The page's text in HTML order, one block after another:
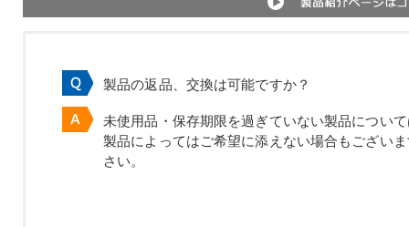
製品の返品、交換は可能ですか？
未使用品・保存期限を過ぎていない製品につい
製品によってはご希望に添えない場合もござい
さい。